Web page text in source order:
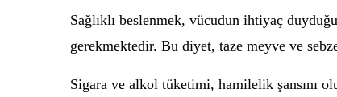
Sağlıklı beslenmek, vücudun ihtiyaç
gerekmektedir. Bu diyet, taze meyve ve
Sigara ve alkol tüketimi, hamilelik şansını